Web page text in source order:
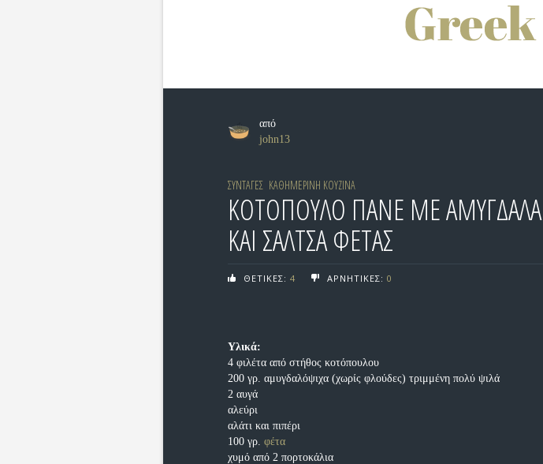
από
john13
ΣΥΝΤΑΓΕΣ ΚΑΘΗΜΕΡΙΝΗ ΚΟΥΖΙΝΑ
ΚΟΤΟΠΟΥΛΟ ΠΑΝΕ ΜΕ ΑΜΥΓΔΑΛΑ
ΚΑΙ ΣΑΛΤΣΑ ΦΕΤΑΣ
ΘΕΤΙΚΕΣ: 4 ΑΡΝΗΤΙΚΕΣ: 0
Υλικά:
4 φιλέτα από στήθος κοτόπουλου
200 γρ. αμυγδαλόψιχα (χωρίς φλούδες) τριμμένη πολύ ψιλά
2 αυγά
αλεύρι
αλάτι και πιπέρι
100 γρ.φέτα
χυμό από 2 πορτοκάλια